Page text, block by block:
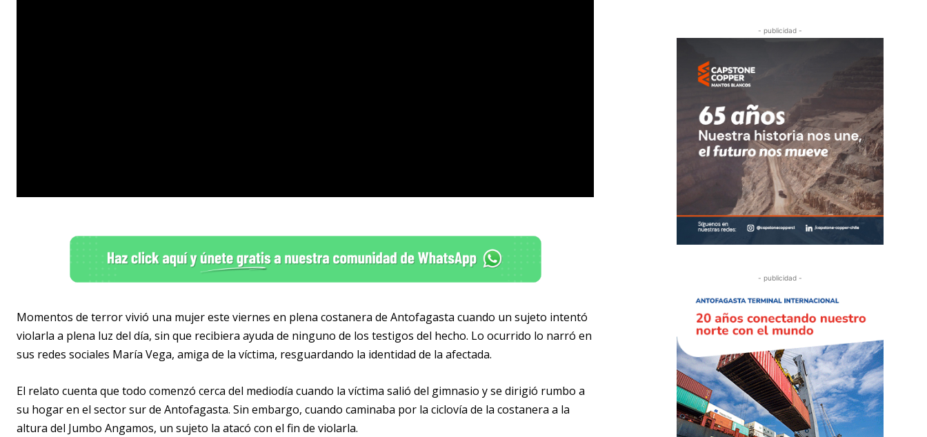
Momentos de terror vivió una mujer este viernes en plena costanera de Antofagasta cuando un sujeto intentó
violarla a plena luz del día, sin que recibiera ayuda de ninguno de los testigos del hecho. Lo ocurrido lo narró en
sus redes sociales María Vega, amiga de la víctima, resguardando la identidad de la afectada.
El relato cuenta que todo comenzó cerca del mediodía cuando la víctima salió del gimnasio y se dirigió rumbo a
su hogar en el sector sur de Antofagasta. Sin embargo, cuando caminaba por la ciclovía de la costanera a la
altura del Jumbo Angamos, un sujeto la atacó con el fin de violarla.
- publicidad -
- publicidad -